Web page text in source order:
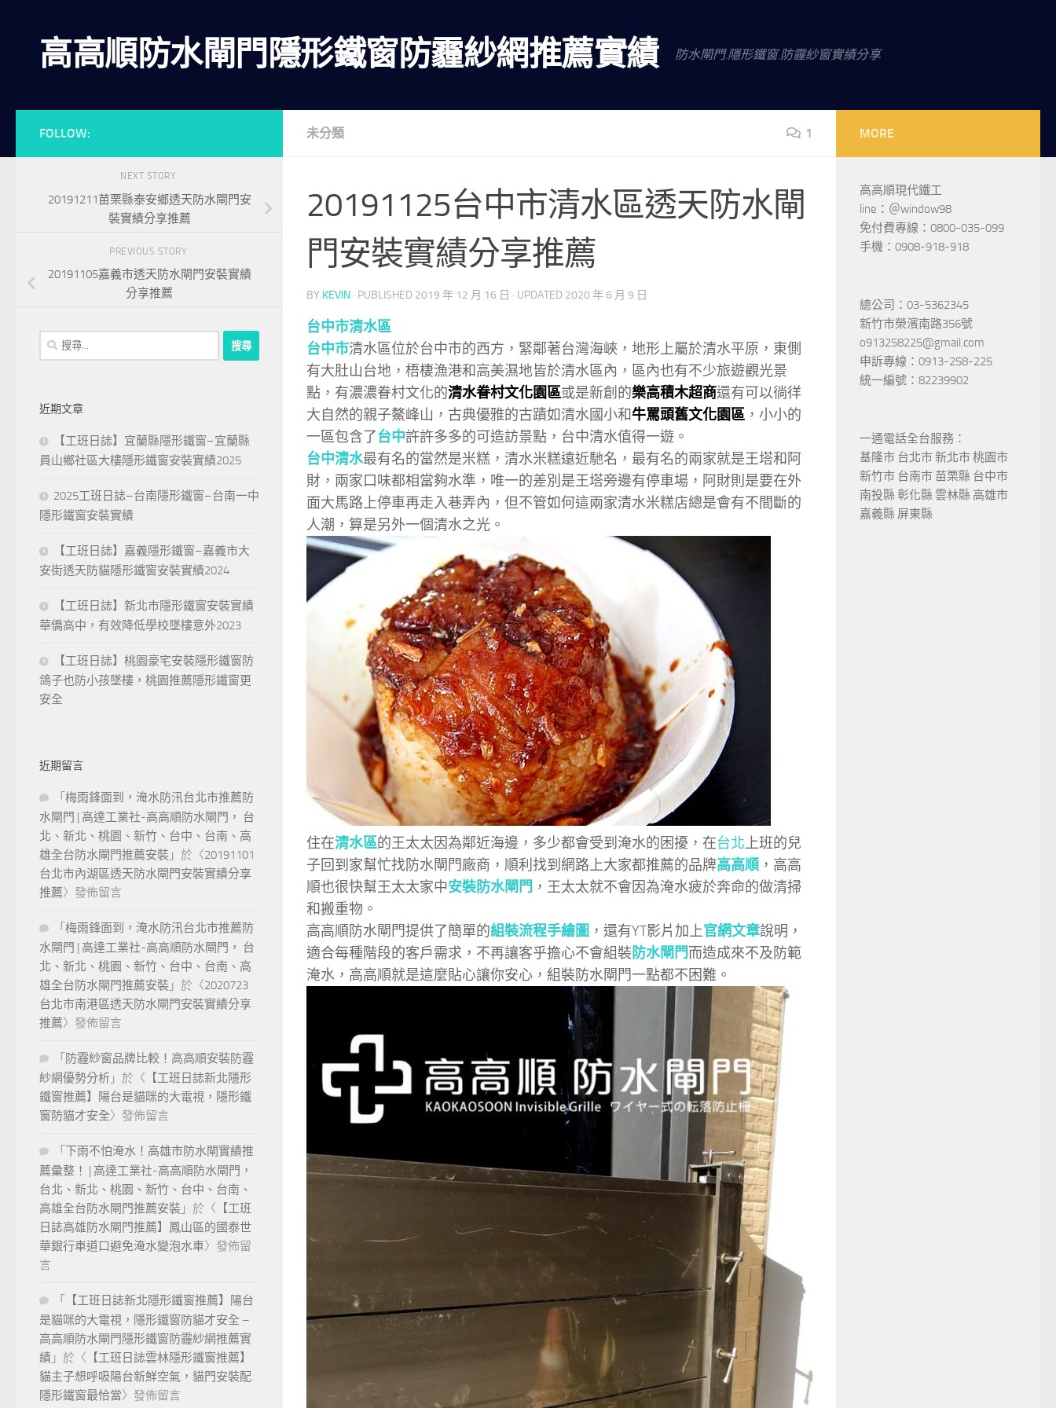
高高順防水閘門隱形鐵窗防霾紗網推薦實績 防水閘門.隱形鐵窗.防霾紗窗實績分享
未分類 1
20191125台中市清水區透天防水閘
門安裝實績分享推薦
BY KEVIN · PUBLISHED 2019 年 12 月 16 日 · UPDATED 2020 年 6 月 9 日
台中市清水區
台中市清水區位於台中市的西方，緊鄰著台灣海峽，地形上屬於清水平原，東側
有大肚山台地，梧棲漁港和高美濕地皆於清水區內，區內也有不少旅遊觀光景
點，有濃濃眷村文化的清水眷村文化園區或是新創的樂高積木超商還有可以徜徉
大自然的親子鰲峰山，古典優雅的古蹟如清水國小和牛罵頭舊文化園區 ，小小的
一區包含了台中許許多多的可造訪景點，台中清水值得一遊。
台中清水最有名的當然是米糕，清水米糕遠近馳名，最有名的兩家就是王塔和阿
財，兩家口味都相當夠水準，唯一的差別是王塔旁邊有停車場，阿財則是要在外
面大馬路上停車再走入巷弄內，但不管如何這兩家清水米糕店總是會有不間斷的
人潮，算是另外一個清水之光。
住在清水區的王太太因為鄰近海邊，多少都會受到淹水的困擾，在台北上班的兒
子回到家幫忙找防水閘門廠商，順利找到網路上大家都推薦的品牌高高順 ，高高
順也很快幫王太太家中安裝防水閘門 ，王太太就不會因為淹水疲於奔命的做清掃
和搬重物。
高高順防水閘門提供了簡單的組裝流程手繪圖 ，還有YT影片加上官網文章說明，
適合每種階段的客戶需求，不再讓客乎擔心不會組裝防水閘門而造成來不及防範
淹水，高高順就是這麼貼心讓你安心，組裝防水閘門一點都不困難。
FOLLOW:
NEXT STORY
20191211苗栗縣泰安鄉透天防水閘門安
裝實績分享推薦
PREVIOUS STORY
20191105嘉義市透天防水閘門安裝實績
分享推薦
搜
尋
字:
近期文章
【工班日誌】宜蘭縣隱形鐵窗–宜蘭縣
員山鄉社區大樓隱形鐵窗安裝實績2025
2025工班日誌–台南隱形鐵窗–台南一中
隱形鐵窗安裝實績
【工班日誌】嘉義隱形鐵窗–嘉義市大
安街透天防貓隱形鐵窗安裝實績2024
【工班日誌】新北市隱形鐵窗安裝實績
華僑高中，有效降低學校墜樓意外2023
【工班日誌】桃園豪宅安裝隱形鐵窗防
鴿子也防小孩墜樓，桃園推薦隱形鐵窗更
安全
近期留言
「 梅雨鋒面到，淹水防汛台北市推薦防
水閘門 | 高達工業社-高高順防水閘門， 台
北、新北、桃園、新竹、台中、台南、高
雄全台防水閘門推薦安裝 」於〈20191101
台北市內湖區透天防水閘門安裝實績分享
推薦〉發佈留言
「 梅雨鋒面到，淹水防汛台北市推薦防
水閘門 | 高達工業社-高高順防水閘門， 台
北、新北、桃園、新竹、台中、台南、高
雄全台防水閘門推薦安裝 」於〈2020723
台北市南港區透天防水閘門安裝實績分享
推薦〉發佈留言
「 防霾紗窗品牌比較！高高順安裝防霾
紗網優勢分析 」於〈 【工班日誌新北隱形
鐵窗推薦】陽台是貓咪的大電視，隱形鐵
窗防貓才安全〉發佈留言
「 下雨不怕淹水！高雄市防水閘實績推
薦彙整！ | 高達工業社-高高順防水閘門，
台北、新北、桃園、新竹、台中、台南、
高雄全台防水閘門推薦安裝 」於〈 【工班
日誌高雄防水閘門推薦】鳳山區的國泰世
華銀行車道口避免淹水變泡水車〉發佈留
言
「
【工班日誌新北隱形鐵窗推薦】陽台
是貓咪的大電視，隱形鐵窗防貓才安全 –
高高順防水閘門隱形鐵窗防霾紗網推薦實
績 」於〈 【工班日誌雲林隱形鐵窗推薦】
貓主子想呼吸陽台新鮮空氣，貓門安裝配
隱形鐵窗最恰當〉發佈留言
MORE
高高順現代鐵工
line：＠window98
免付費專線：0800-035-099
手機：0908-918-918
總公司：03-5362345
新竹市榮濱南路356號
o913258225@gmail.com
申訴專線：0913-258-225
統一編號：82239902
一通電話全台服務：
基隆市 台北市 新北市 桃園市
新竹市 台南市 苗栗縣 台中市
南投縣 彰化縣 雲林縣 高雄市
嘉義縣 屏東縣